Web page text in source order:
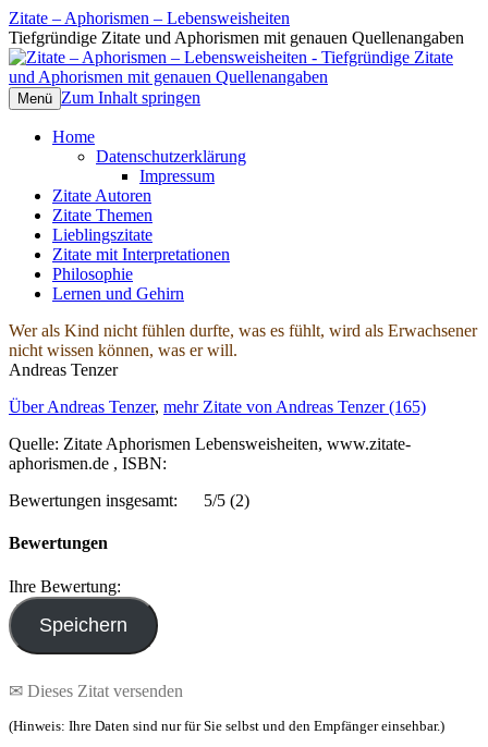
Zitate – Aphorismen – Lebensweisheiten
Tiefgründige Zitate und Aphorismen mit genauen Quellenangaben
Menü Zum Inhalt springen
Home
Datenschutzerklärung
Impressum
Zitate Autoren
Zitate Themen
Lieblingszitate
Zitate mit Interpretationen
Philosophie
Lernen und Gehirn
Wer als Kind nicht fühlen durfte, was es fühlt, wird als Erwachsener
nicht wissen können, was er will.
Andreas Tenzer
Über Andreas Tenzer, mehr Zitate von Andreas Tenzer (165)
Quelle: Zitate Aphorismen Lebensweisheiten, www.zitate-
aphorismen.de , ISBN:
Bewertungen insgesamt:
5/5 (2)
Bewertungen
Ihre Bewertung:
✉ Dieses Zitat versenden
(Hinweis: Ihre Daten sind nur für Sie selbst und den Empfänger einsehbar.)